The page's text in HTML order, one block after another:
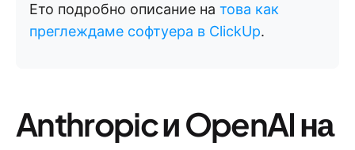
Ето подробно описание на това как
преглеждаме софтуера в ClickUp.
Anthropic и OpenAI на